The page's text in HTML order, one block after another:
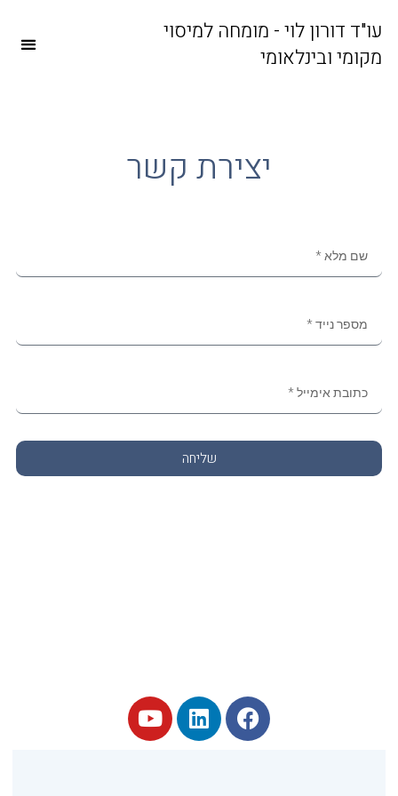
עו"ד דורון לוי - מומחה למיסוי
מקומי ובינלאומי
יצירת קשר
שליחה